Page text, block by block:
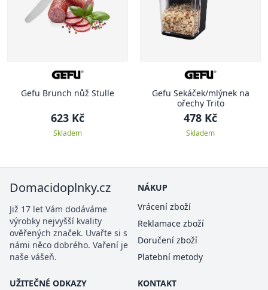
Gefu Brunch nůž Stulle
623 Kč
Skladem
Gefu Sekáček/mlýnek na
ořechy Trito
478 Kč
Skladem
Domacidoplnky.cz
Již 17 let Vám dodáváme
výrobky nejvyšší kvality
ověřených značek. Uvařte si s
námi něco dobrého. Vaření je
naše vášeň.
NÁKUP
Vrácení zboží
Reklamace zboží
Doručení zboží
Platební metody
UŽITEČNÉ ODKAZY
KONTAKT